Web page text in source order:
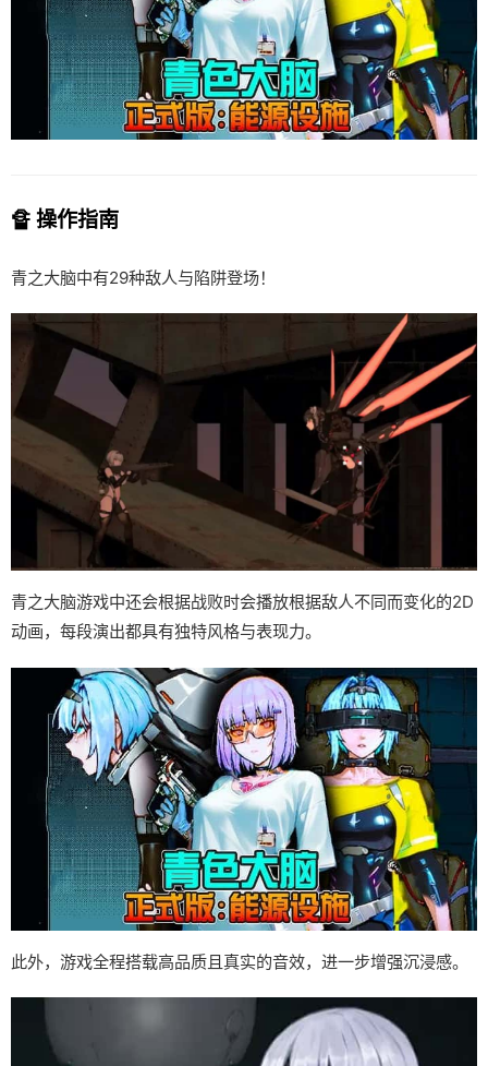
🔏 操作指南
青之大脑中有29种敌人与陷阱登场！
青之大脑游戏中还会根据战败时会播放根据敌人不同而变化的2D
动画，每段演出都具有独特风格与表现力。
此外，游戏全程搭载高品质且真实的音效，进一步增强沉浸感。